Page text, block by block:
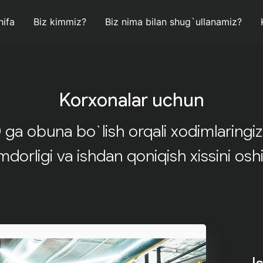
Biz kimmiz? Biz nima bilan shug`ullanamiz?
Korxonalar uchun
ga obuna bo`lish orqali
va ishdan qoniqish xissini